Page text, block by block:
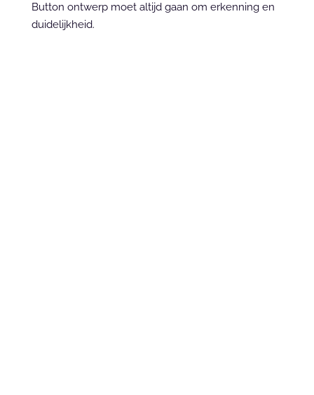
Button ontwerp moet altijd gaan om erkenning en
duidelijkheid.